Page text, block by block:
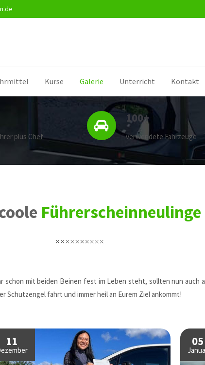
Kurse Galerie Unterricht Kontakt
plus Chef
100+
verwendete Fahrzeuge
Führerscheinneulinge
schon mit beiden Beinen fest im Leben steht, sollten nun auch
Schutzengel fahrt und immer heil an Eurem Ziel ankommt!
11 05